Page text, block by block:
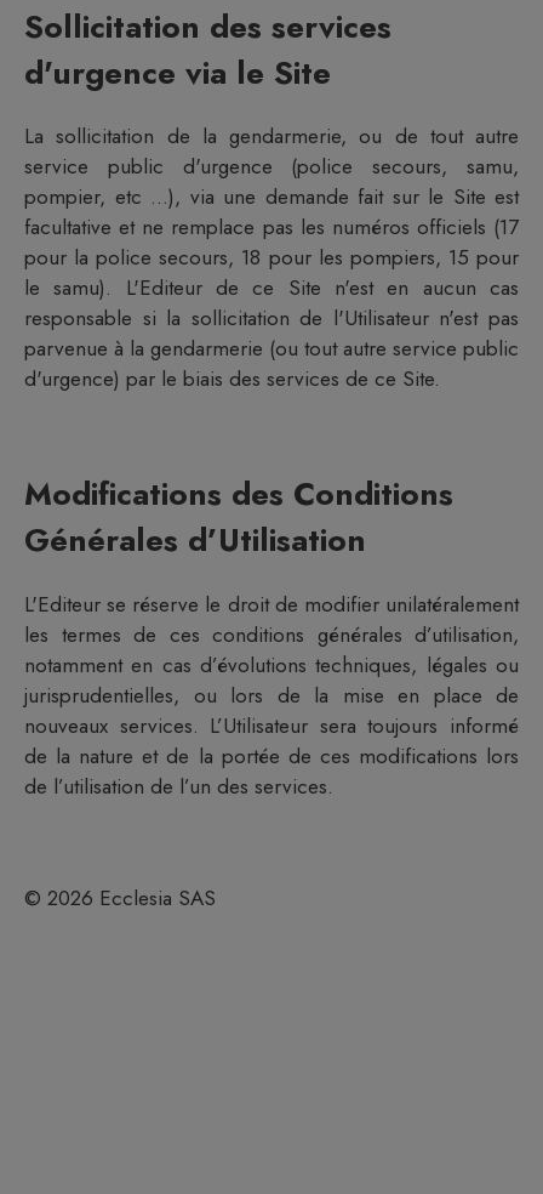
Sollicitation des services
d'urgence via le Site
La sollicitation de la gendarmerie, ou de tout autre
service public d'urgence (police secours, samu,
pompier, etc ...), via une demande fait sur le Site est
facultative et ne remplace pas les numéros officiels (17
pour la police secours, 18 pour les pompiers, 15 pour
le samu). L'Editeur de ce Site n'est en aucun cas
responsable si la sollicitation de l'Utilisateur n'est pas
parvenue à la gendarmerie (ou tout autre service public
d'urgence) par le biais des services de ce Site.
Modifications des Conditions
Générales d’Utilisation
L'Editeur se réserve le droit de modifier unilatéralement
les termes de ces conditions générales d’utilisation,
notamment en cas d’évolutions techniques, légales ou
jurisprudentielles, ou lors de la mise en place de
nouveaux services. L’Utilisateur sera toujours informé
de la nature et de la portée de ces modifications lors
de l’utilisation de l’un des services.
© 2026 Ecclesia SAS